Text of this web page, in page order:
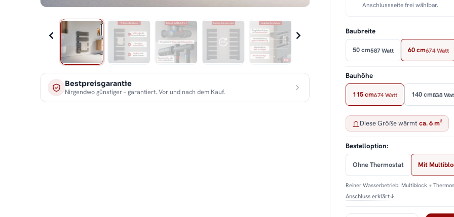
Bestpreisgarantie
Nirgendwo günstiger – garantiert. Vor und nach dem Kauf.
Anschlussseite frei wählbar.
Baubreite
50 cm587 Watt 60 cm674 Watt
Bauhöhe
115 cm674 Watt 140 cm838
Diese Größe wärmtca. 6 m²
Bestelloption:
Ohne Thermostat Mit
Reiner Wasserbetrieb: Multiblock +
Anschluss erklärt↓